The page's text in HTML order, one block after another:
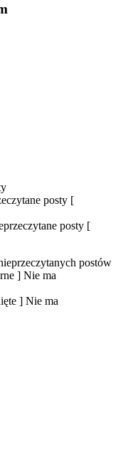
posty [
posty [
postów
] Nie ma
] Nie ma